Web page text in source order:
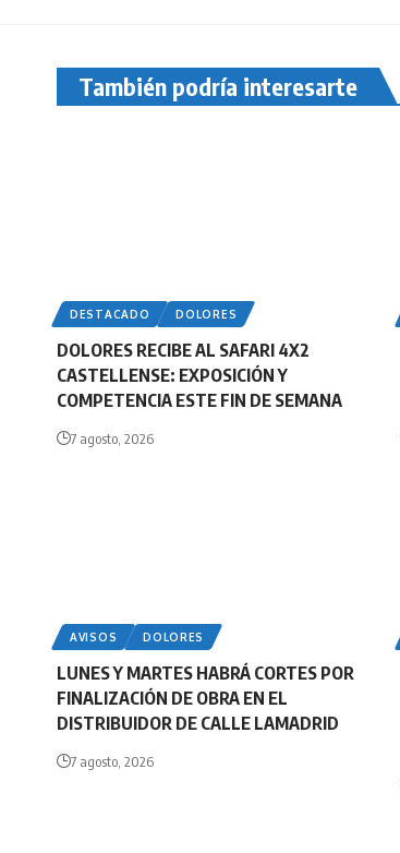
También podría interesarte
DESTACADO DOLORES
DOLORES RECIBE AL SAFARI 4X2
CASTELLENSE: EXPOSICIÓN Y
COMPETENCIA ESTE FIN DE SEMANA
7 agosto, 2026
AVISOS DOLORES
LUNES Y MARTES HABRÁ CORTES POR
FINALIZACIÓN DE OBRA EN EL
DISTRIBUIDOR DE CALLE LAMADRID
7 agosto, 2026